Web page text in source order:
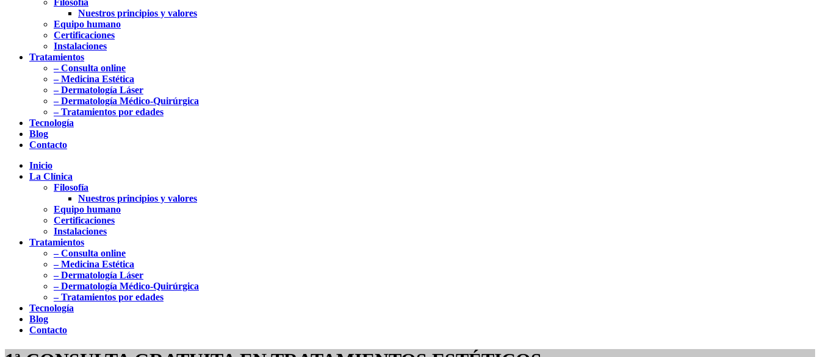
Filosofía
Nuestros principios y valores
Equipo humano
Certificaciones
Instalaciones
Tratamientos
– Consulta online
– Medicina Estética
– Dermatología Láser
– Dermatología Médico-Quirúrgica
– Tratamientos por edades
Tecnología
Blog
Contacto
Inicio
La Clínica
Filosofía
Nuestros principios y valores
Equipo humano
Certificaciones
Instalaciones
Tratamientos
– Consulta online
– Medicina Estética
– Dermatología Láser
– Dermatología Médico-Quirúrgica
– Tratamientos por edades
Tecnología
Blog
Contacto